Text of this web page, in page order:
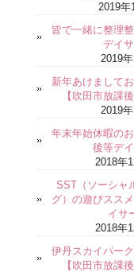
2019年
皆で一緒に整理
デイサ
2019
新年あけまして
【吹田市放課
2019
年末年始休暇の
後等デイ
2018年
SST（ソーシャ
グ）の遊びスス
イサ
2018年
伊丹スカイパー
【吹田市放課